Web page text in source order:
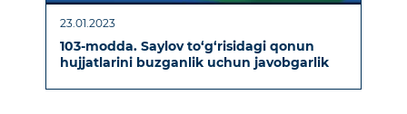
23.01.2023
103-modda. Saylov to‘g‘risidagi qonun
hujjatlarini buzganlik uchun javobgarlik